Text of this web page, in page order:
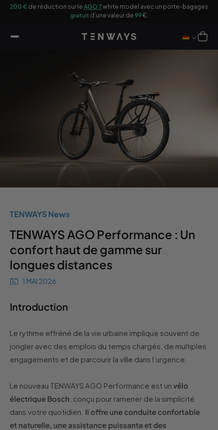
200 € de réduction sur le AGO Twhite model avec un porte-bagages
gratuitd’une valeur de 99€.
Panier
TENWAYS News
TENWAYS AGO Performance : Un
confort haut de gamme sur
longues distances
1 MAI 2026
Introduction
Le rythme effréné de la vie urbaine implique souvent de
jongler avec des emplois du temps chargés, de multiples
engagements et de parcourir la ville dans l’urgence.
Le nouveau TENWAYS AGO Performance est un vélo
électrique Bosch , conçu pour ramener de la simplicité
dans votre quotidien. Il offre une conduite confortable
et naturelle, une assistance puissante et des